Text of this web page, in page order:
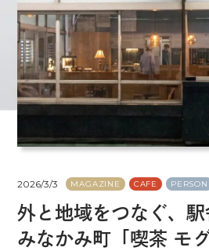
2026/3/3 MAGAZINE CAFE PERSON
外と地域をつなぐ、
みなかみ町「喫茶 モグ